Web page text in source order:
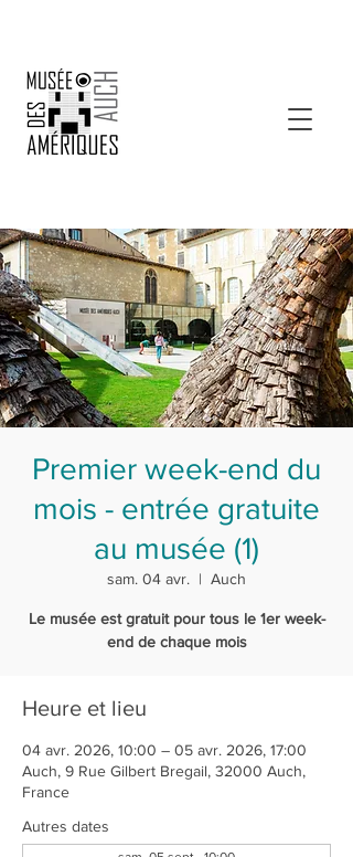
Premier week-end du
mois - entrée gratuite
au musée (1)
sam. 04 avr.
  |
Auch
Le musée est gratuit pour tous le 1er week-
end de chaque mois
Heure et lieu
04 avr. 2026, 10:00 – 05 avr. 2026, 17:00
Auch, 9 Rue Gilbert Bregail, 32000 Auch,
France
Autres dates